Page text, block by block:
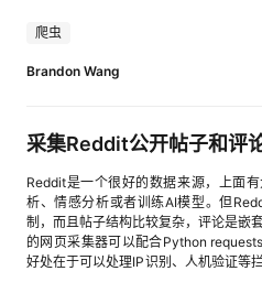
分析的基础流程，为后续构建数据监控
到远程浏览器即可
爬虫
Brandon Wang
采集Reddit公开帖子和评
Reddit是一个很好的数据来源，上面
析、情感分析或者训练AI模型。但
制，而且帖子结构比较复杂，评论是嵌套的，
的网页采集器可以配合Python
好处在于可以处理IP识别、人机验证等拦